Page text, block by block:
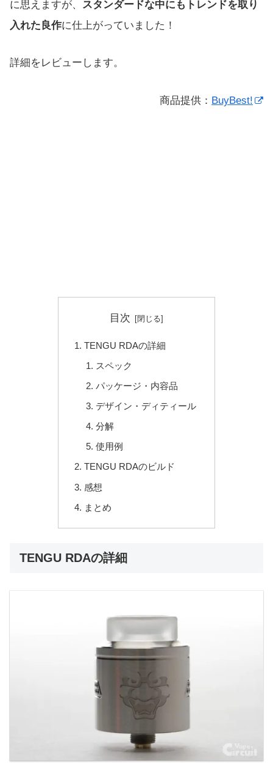
に思えますが、 スタンダードな中にもトレンドを取り
入れた良作に仕上がっていました！
詳細をレビューします。
商品提供： BuyBest!
目次
TENGU RDAの詳細
スペック
パッケージ・内容品
デザイン・ディティール
分解
使用例
TENGU RDAのビルド
感想
まとめ
TENGU RDAの詳細